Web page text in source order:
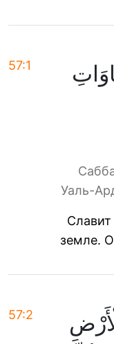
57:1
Уаль-
Славит
земле.
57:2